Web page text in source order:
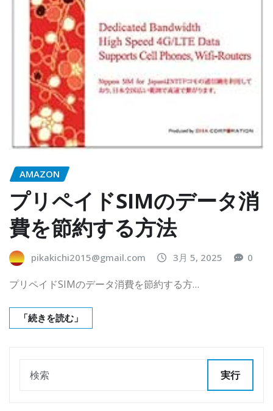
AMAZON
プリペイドSIMのデータ消
費を節約する方法
pikakichi2015@gmail.com 3月 5, 2025 0
プリペイドSIMのデータ消費を節約する方…
「続きを読む」
実行